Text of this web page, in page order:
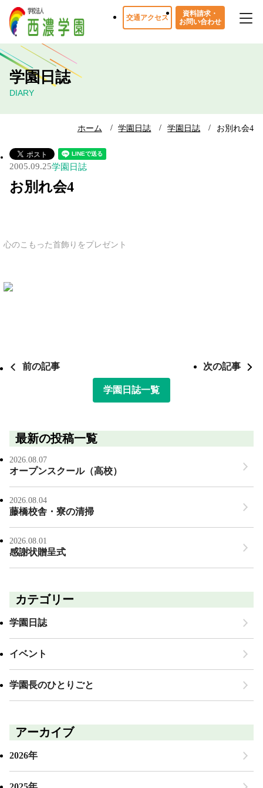
交通アクセス
資料請求・
お問い合わせ
学園日誌
DIARY
ホーム 学園日誌 学園日誌 お別れ会4
2005.09.25学園日誌
お別れ会4
心のこもった首飾りをプレゼント
前の記事 次の記事
学園日誌一覧
最新の投稿一覧
2026.08.07
オープンスクール（高校）
2026.08.04
藤橋校舎・寮の清掃
2026.08.01
感謝状贈呈式
カテゴリー
学園日誌
イベント
学園長のひとりごと
アーカイブ
2026年